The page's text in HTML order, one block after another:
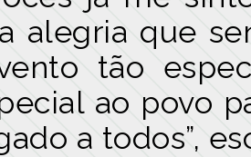
alegria que
tão
ao povo
a todos”,